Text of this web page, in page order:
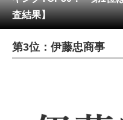
メディア
注目記事を集めた総合ペー
ITの今と未来を見通す
査結果】
第3位：伊藤忠商事